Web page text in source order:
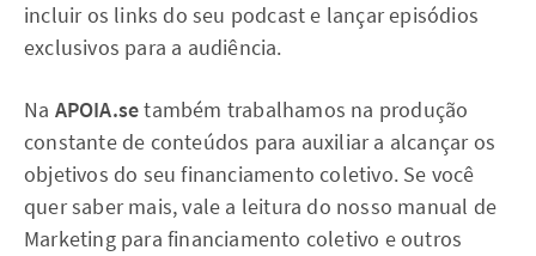
incluir os links do seu podcast e lançar episódios
exclusivos para a audiência.
Na APOIA.setambém trabalhamos na produção
constante de conteúdos para auxiliar a alcançar os
objetivos do seu financiamento coletivo. Se você
quer saber mais, vale a leitura do nosso manual de
Marketing para financiamento coletivo e outros